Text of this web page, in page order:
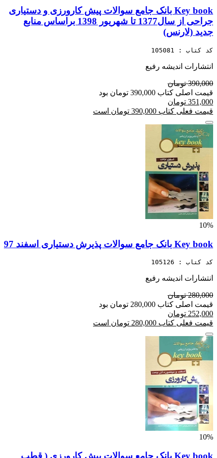
Key book بانک جامع سوالات پیش کارورزی و دستیاری
جراحی از سال1377 تا شهریور 1398 براساس منابع
جدید (لارنس)
کد کتاب : 105081
انتشارات اندیشه رفیع
390,000 تومان
قیمت اصلی کتاب 390,000 تومان بود
351,000 تومان
قیمت فعلی کتاب 390,000 تومان است
10%
Key book بانک جامع سوالات پذیرش دستیاری اسفند 97
کد کتاب : 105126
انتشارات اندیشه رفیع
280,000 تومان
قیمت اصلی کتاب 280,000 تومان بود
252,000 تومان
قیمت فعلی کتاب 280,000 تومان است
10%
Key book بانک جامع سوالات پیش کارورزی ( قطب